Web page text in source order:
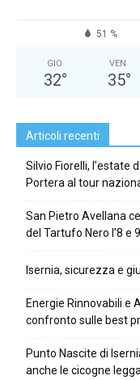
51 %
GIO
32°
VEN
35°
Articoli recenti
Silvio Fiorelli, l’estate
Portera al tour
San Pietro Avellana
del Tartufo Nero l’8 e
Isernia, sicurezza e
Energie Rinnovabili e
confronto sulle best
Punto Nascite di
anche le cicogne